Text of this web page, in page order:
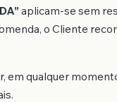
aplicam-se sem
o Cliente
em qualquer